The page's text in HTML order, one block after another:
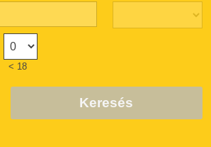
< 18
Keresés